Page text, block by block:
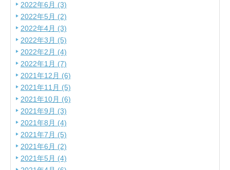
2022年6月 (3)
2022年5月 (2)
2022年4月 (3)
2022年3月 (5)
2022年2月 (4)
2022年1月 (7)
2021年12月 (6)
2021年11月 (5)
2021年10月 (6)
2021年9月 (3)
2021年8月 (4)
2021年7月 (5)
2021年6月 (2)
2021年5月 (4)